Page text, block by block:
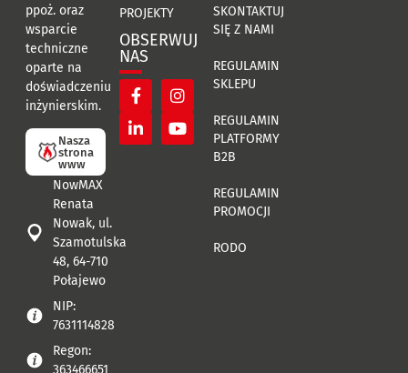
ppoż. oraz
wsparcie
techniczne
oparte na
doświadczeniu
inżynierskim.
Nasza
strona
www
NowMAX
Renata
Nowak, ul.
Szamotulska
48, 64-710
Połajewo
NIP:
7631114828
Regon:
PROJEKTY
OBSERWUJ
NAS
SKONTAKTUJ
SIĘ Z NAMI
REGULAMIN
SKLEPU
REGULAMIN
PLATFORMY
B2B
REGULAMIN
PROMOCJI
RODO